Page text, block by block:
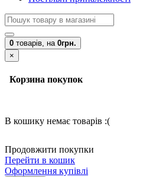
0 товарів, на 0грн.
×
Корзина покупок
В кошику немає товарів :(
Продовжити покупки
Перейти в кошик
Оформлення купівлі